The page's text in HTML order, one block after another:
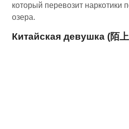
который перевозит наркотики
озера.
Китайская девушка (陌